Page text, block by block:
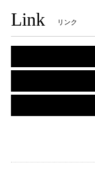
Link リンク